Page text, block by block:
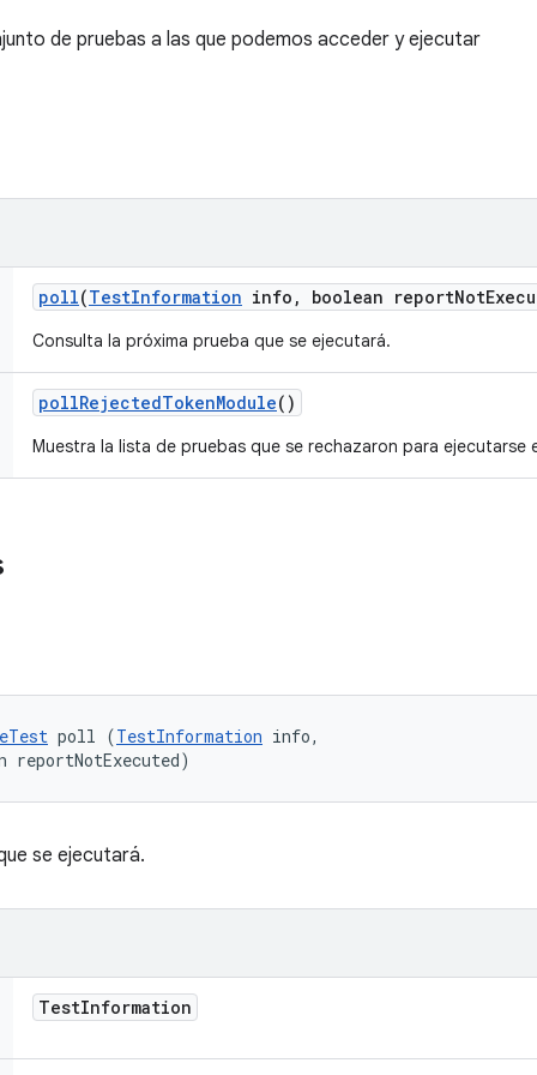
de pruebas a las que podemos acceder y ejecutar
poll(TestInformation info , boolean reportNot
Consulta la próxima prueba que se ejecutará.
pollRejectedTokenModule()
Muestra la lista de pruebas que se rechazaron para
poll (TestInformation info,
reportNotExecuted)
se ejecutará.
TestInformation